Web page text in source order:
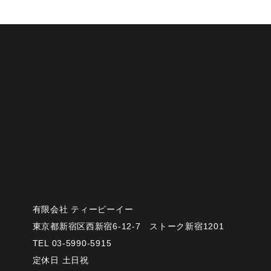
有限会社 ティーピーイー
東京都新宿区西新宿6-12-7 ストーク新宿1201
TEL 03-5990-5915
定休日 土日祝